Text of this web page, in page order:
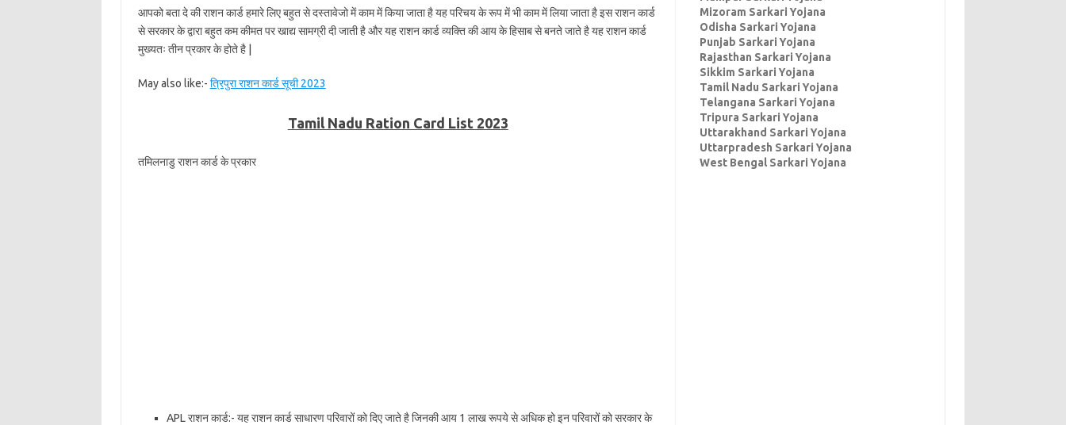
आपको बता दे की राशन कार्ड हमारे लिए बहुत से दस्तावेजो में काम में किया जाता है यह परिचय के रूप में भी काम में लिया जाता है इस राशन कार्ड
से सरकार के द्वारा बहुत कम कीमत पर खाद्य सामग्री दी जाती है और यह राशन कार्ड व्यक्ति की आय के हिसाब से बनते जाते है यह राशन कार्ड
मुख्यतः तीन प्रकार के होते है |
May also like:- त्रिपुरा राशन कार्ड सूची 2023
Tamil Nadu Ration Card List 2023
तमिलनाडु राशन कार्ड के प्रकार
APL राशन कार्ड:- यह राशन कार्ड साधारण परिवारों को दिए जाते है जिनकी आय 1 लाख रूपये से अधिक हो इन परिवारों को सरकार के
Mizoram Sarkari Yojana
Odisha Sarkari Yojana
Punjab Sarkari Yojana
Rajasthan Sarkari Yojana
Sikkim Sarkari Yojana
Tamil Nadu Sarkari Yojana
Telangana Sarkari Yojana
Tripura Sarkari Yojana
Uttarakhand Sarkari Yojana
Uttarpradesh Sarkari Yojana
West Bengal Sarkari Yojana